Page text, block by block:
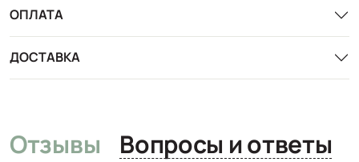
ОПЛАТА
ДОСТАВКА
Отзывы Вопросы и ответы